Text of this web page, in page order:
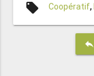
local_offer Coopératif,
reply